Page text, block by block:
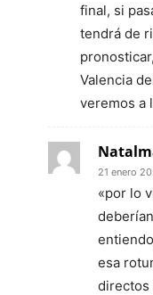
final, si
tendrá de
Valencia
veremos a
21 enero
«por lo
esa
directos